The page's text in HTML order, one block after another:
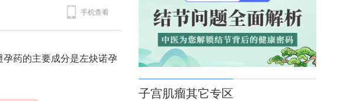
手机查看
药的主要成分是左炔诺孕
子宫肌瘤其它专区